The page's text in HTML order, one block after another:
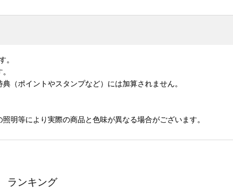
。
（ポイントやスタンプなど）には加算されません。
明等により実際の商品と色味が異なる場合がございます。
ランキング